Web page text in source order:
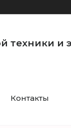
техники и
Контакты